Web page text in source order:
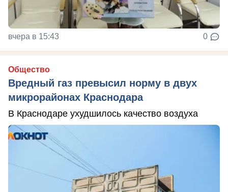
вчера в 15:43 0
Общество
Вредный газ превысил норму в двух
микрорайонах Краснодара
В Краснодаре ухудшилось качество воздуха